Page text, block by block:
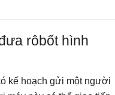
rôbốt hình
kế hoạch gửi một người